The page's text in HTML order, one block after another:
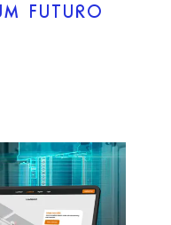
FUTURO